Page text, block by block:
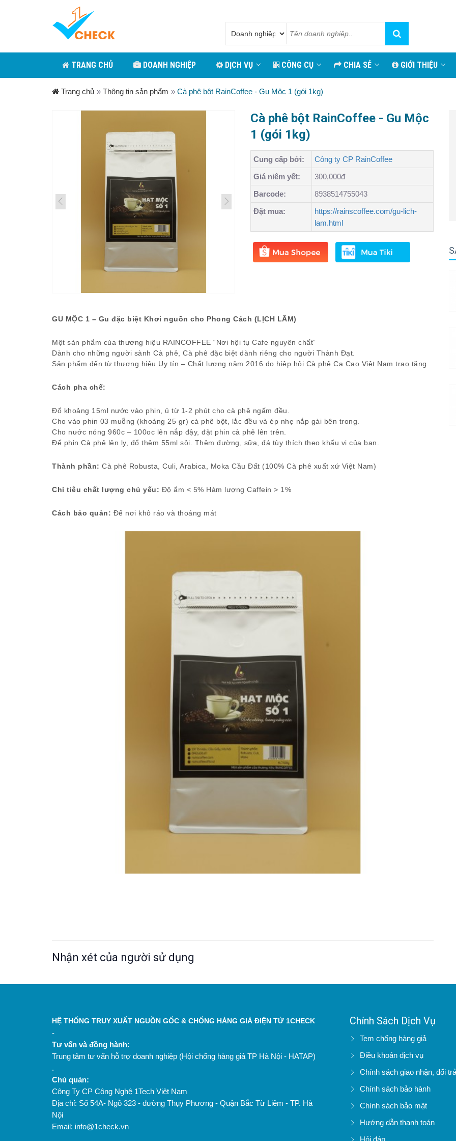
TRANG CHỦ DOANH NGHIỆP DỊCH VỤ CÔNG CỤ CHIA SẺ GIỚI THIỆU
Trang chủ » Thông tin sản phẩm » Cà phê bột RainCoffee - Gu Mộc 1 (gói 1kg)
Cà phê bột RainCoffee - Gu Mộc
1 (gói 1kg)
Cung cấp bởi:
Công ty CP RainCoffee
Giá niêm yết:
300,000đ
Barcode:
8938514755043
Đặt mua:
https://rainscoffee.com/gu-lich-
lam.html
GU MỘC 1 – Gu đặc biệt Khơi nguồn cho Phong Cách (LỊCH LÃM)
Một sản phẩm của thương hiệu RAINCOFFEE “Nơi hội tụ Cafe nguyên chất”
Dành cho những người sành Cà phê, Cà phê đặc biệt dành riêng cho người Thành Đạt.
Sản phẩm đến từ thương hiệu Uy tín – Chất lượng năm 2016 do hiệp hội Cà phê Ca Cao Việt Nam trao tặng
Cách pha chế:
Đổ khoảng 15ml nước vào phin, ủ từ 1-2 phút cho cà phê ngấm đều.
Cho vào phin 03 muỗng (khoảng 25 gr) cà phê bột, lắc đều và ép nhẹ nắp gài bên trong.
Cho nước nóng 960c – 100oc lên nắp đậy, đặt phin cà phê lên trên.
Để phin Cà phê lên ly, đổ thêm 55ml sôi. Thêm đường, sữa, đá tùy thích theo khẩu vị của bạn.
Thành phần: Cà phê Robusta, Culi, Arabica, Moka Cầu Đất (100% Cà phê xuất xứ Việt Nam)
Chỉ tiêu chất lượng chủ yếu: Độ ẩm < 5% Hàm lượng Caffein > 1%
Cách bảo quản: Để nơi khô ráo và thoáng mát
Nhận xét của người sử dụng
HỆ THỐNG TRUY XUẤT NGUỒN GỐC & CHỐNG HÀNG GIẢ ĐIỆN TỬ 1CHECK
-
Tư vấn và đồng hành:
Trung tâm tư vấn hỗ trợ doanh nghiệp (Hội chống hàng giả TP Hà Nội - HATAP)
.
Chủ quản:
Công Ty CP Công Nghệ 1Tech Việt Nam
Địa chỉ: Số 54A- Ngõ 323 - đường Thụy Phương - Quận Bắc Từ Liêm - TP. Hà
Nội
Email: info@1check.vn
Chính Sách Dịch Vụ
Tem chống hàng giả
Điều khoản dịch vụ
Chính sách giao nhận, đổi trả
Chính sách bảo hành
Chính sách bảo mật
Hướng dẫn thanh toán
Hỏi đáp